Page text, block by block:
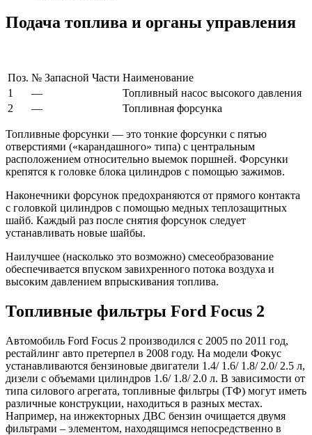
Подача топлива и органы управления
Поз. № Запасной Части Наименование
1
—
Топливный насос высокого давления
2
— Топливная форсунка
Топливные форсунки — это тонкие форсунки с пятью
отверстиями («карандашного» типа) с центральным
расположением относительно выемок поршней. Форсунки
крепятся к головке блока цилиндров с помощью зажимов.
Наконечники форсунок предохраняются от прямого контакта
с головкой цилиндров с помощью медных теплозащитных
шайб. Каждый раз после снятия форсунок следует
устанавливать новые шайбы.
Наилучшее (насколько это возможно) смесеобразование
обеспечивается впуском завихренного потока воздуха и
высоким давлением впрыскивания топлива.
Топливные фильтры Ford Focus 2
Автомобиль Ford Focus 2 производился с 2005 по 2011 год,
рестайлинг авто претерпел в 2008 году. На модели Фокус
устанавливаются бензиновые двигатели 1.4/ 1.6/ 1.8/ 2.0/ 2.5 л,
дизели с объемами цилиндров 1.6/ 1.8/ 2.0 л. В зависимости от
типа силового агрегата, топливные фильтры (ТФ) могут иметь
различные конструкции, находиться в разных местах.
Например, на инжекторных ДВС бензин очищается двумя
фильтрами – элементом, находящимся непосредственно в